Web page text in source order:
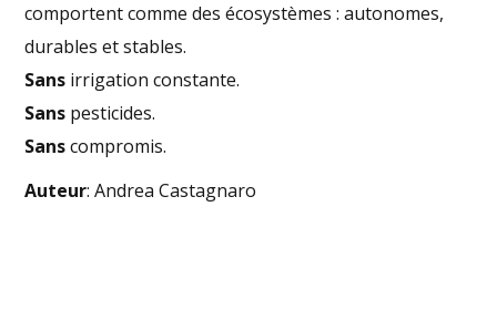
comportent comme des écosystèmes : autonomes,
durables et stables.
Sans irrigation constante.
Sans pesticides.
Sanscompromis.
Auteur: Andrea Castagnaro